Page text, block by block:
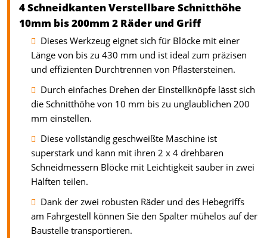
4 Schneidkanten Verstellbare Schnitthöhe
10mm bis 200mm 2 Räder und Griff
Dieses Werkzeug eignet sich für Blöcke mit einer
Länge von bis zu 430 mm und ist ideal zum präzisen
und effizienten Durchtrennen von Pflastersteinen.
Durch einfaches Drehen der Einstellknöpfe lässt sich
die Schnitthöhe von 10 mm bis zu unglaublichen 200
mm einstellen.
Diese vollständig geschweißte Maschine ist
superstark und kann mit ihren 2 x 4 drehbaren
Schneidmessern Blöcke mit Leichtigkeit sauber in zwei
Hälften teilen.
Dank der zwei robusten Räder und des Hebegriffs
am Fahrgestell können Sie den Spalter mühelos auf der
Baustelle transportieren.